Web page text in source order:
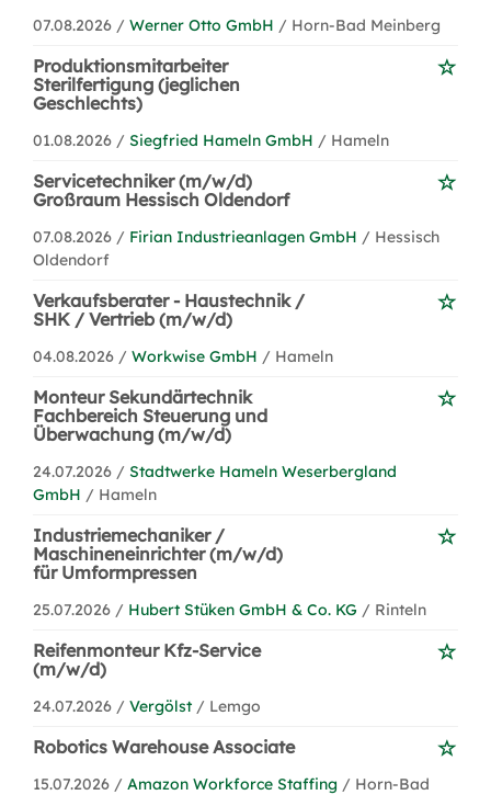
07.08.2026 / Werner Otto GmbH / Horn-Bad Meinberg
Produktionsmitarbeiter
Sterilfertigung (jeglichen
Geschlechts)
01.08.2026 / Siegfried Hameln GmbH / Hameln
Servicetechniker (m/w/d)
Großraum Hessisch Oldendorf
07.08.2026 / Firian Industrieanlagen GmbH / Hessisch
Oldendorf
Verkaufsberater - Haustechnik /
SHK / Vertrieb (m/w/d)
04.08.2026 / Workwise GmbH / Hameln
Monteur Sekundärtechnik
Fachbereich Steuerung und
Überwachung (m/w/d)
24.07.2026 / Stadtwerke Hameln Weserbergland
GmbH / Hameln
Industriemechaniker /
Maschineneinrichter (m/w/d)
für Umformpressen
25.07.2026 / Hubert Stüken GmbH & Co. KG / Rinteln
Reifenmonteur Kfz-Service
(m/w/d)
24.07.2026 / Vergölst / Lemgo
Robotics Warehouse Associate
15.07.2026 / Amazon Workforce Staffing / Horn-Bad